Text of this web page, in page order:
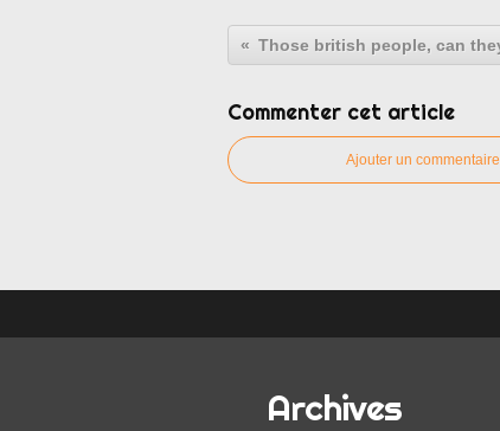
Commenter cet article
Ajouter un commentaire
Archives